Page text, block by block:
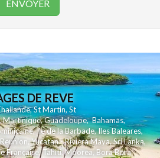
DE REVE
,St Martin,St
Martinique,Guadeloupe,Bahamas,
,Ile de la Barbade,Iles Baleares,
,Yucatan - Riviera Maya,Sri Lanka,
Française,Tahiti,Moorea, Bora Bora